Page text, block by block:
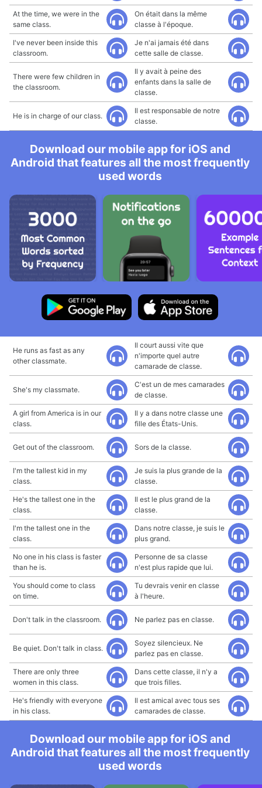
At the time, we were in the
same class.
On était dans la même
classe à l'époque.
I've never been inside this
classroom.
Je n'ai jamais été dans
cette salle de classe.
There were few children in
the classroom.
Il y avait à peine des
enfants dans la salle de
classe.
He is in charge of our class.
Il est responsable de notre
classe.
Download our mobile app for iOS and
Android that features all the most frequently
used words
He runs as fast as any
other classmate.
Il court aussi vite que
n'importe quel autre
camarade de classe.
She's my classmate.
C'est un de mes camarades
de classe.
A girl from America is in our
class.
Il y a dans notre classe une
fille des États-Unis.
Get out of the classroom. Sors de la classe.
I'm the tallest kid in my
class.
Je suis la plus grande de la
classe.
He's the tallest one in the
class.
Il est le plus grand de la
classe.
I'm the tallest one in the
class.
Dans notre classe, je suis le
plus grand.
No one in his class is faster
than he is.
Personne de sa classe
n'est plus rapide que lui.
You should come to class
on time.
Tu devrais venir en classe
à l'heure.
Don't talk in the classroom. Ne parlez pas en classe.
Be quiet. Don't talk in class.
Soyez silencieux. Ne
parlez pas en classe.
There are only three
women in this class.
Dans cette classe, il n'y a
que trois filles.
He's friendly with everyone
in his class.
Il est amical avec tous ses
camarades de classe.
Download our mobile app for iOS and
Android that features all the most frequently
used words